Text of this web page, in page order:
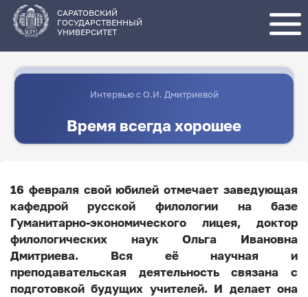
основному
содержанию
САРАТОВСКИЙ
ГОСУДАРСТВЕННЫЙ
УНИВЕРСИТЕТ
Интервью с О.И. Дмитриевой
Время всегда хорошее
16 февраля свой юбилей отмечает заведующая
кафедрой русской филологии на базе
Гуманитарно-экономического лицея, доктор
филологических наук Ольга Ивановна
Дмитриева. Вся её научная и
преподавательская деятельность связана с
подготовкой будущих учителей. И делает она